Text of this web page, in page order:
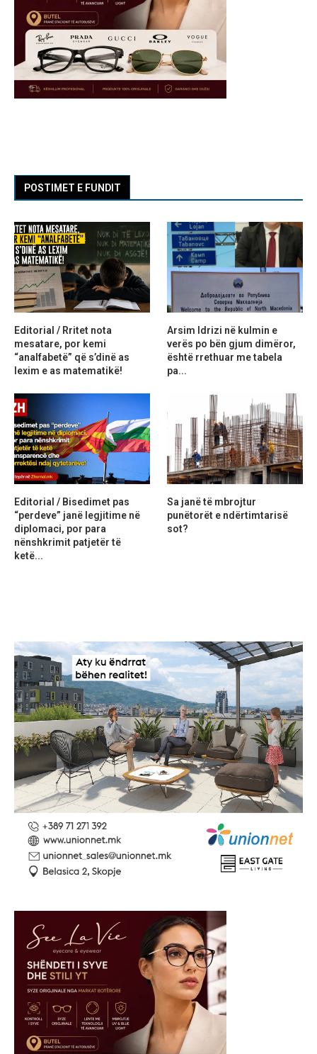
POSTIMET E FUNDIT
Editorial / Rritet nota
mesatare, por kemi
“analfabetë” që s’dinë as
lexim e as matematikë!
Arsim Idrizi në kulmin e
verës po bën gjum dimëror,
është rrethuar me tabela
pa...
Editorial / Bisedimet pas
“perdeve” janë legjitime në
diplomaci, por para
nënshkrimit patjetër të
ketë...
Sa janë të mbrojtur
punëtorët e ndërtimtarisë
sot?